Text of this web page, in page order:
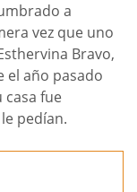
a
vez que uno
Bravo,
el año pasado
fue
pedían.